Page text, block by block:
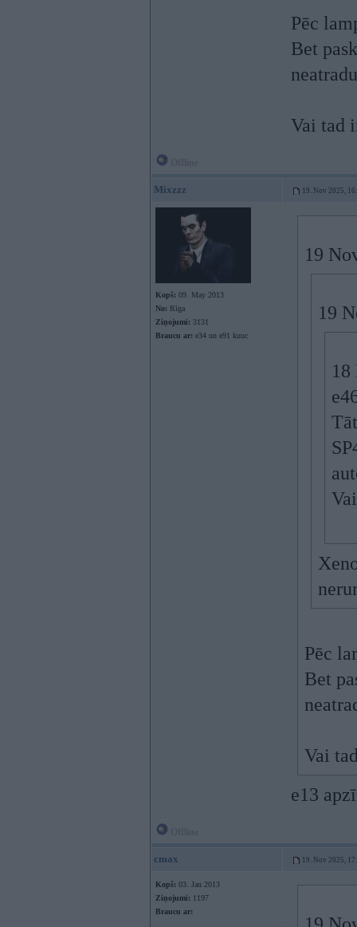
Pēc
Bet
neatradu
Vai tad
Mixzzz 19. Nov 2025,
Kopš: 09. May 2013
No: Rīga
Ziņojumi: 3131
Braucu ar: e34 un e91 kuuc
19
19
18
Pēc
Bet
Vai
e13
cmax 19. Nov 2025,
Kopš: 03. Jan 2013
Ziņojumi: 1197
Braucu ar: